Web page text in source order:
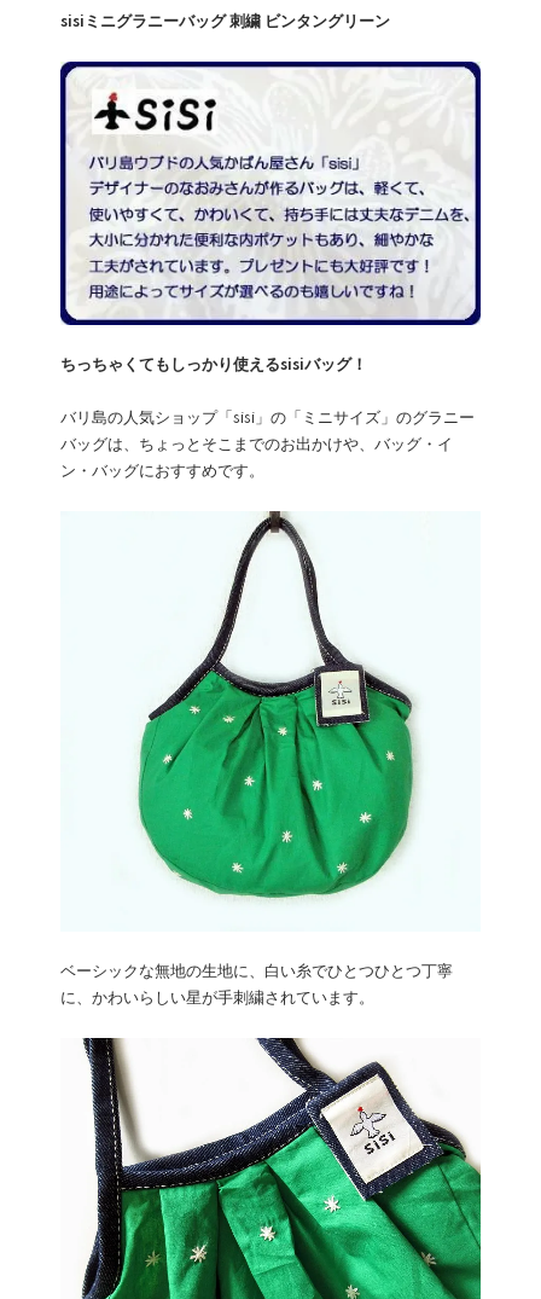
sisiミニグラニーバッグ 刺繍 ビンタングリーン
ちっちゃくてもしっかり使えるsisiバッグ！
バリ島の人気ショップ「sisi」の「ミニサイズ」のグラニー
バッグは、ちょっとそこまでのお出かけや、バッグ・イ
ン・バッグにおすすめです。
ベーシックな無地の生地に、白い糸でひとつひとつ丁寧
に、かわいらしい星が手刺繍されています。